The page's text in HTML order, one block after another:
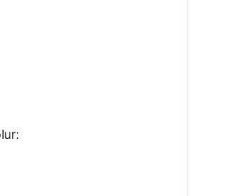
= 1 \, \text{Hz}